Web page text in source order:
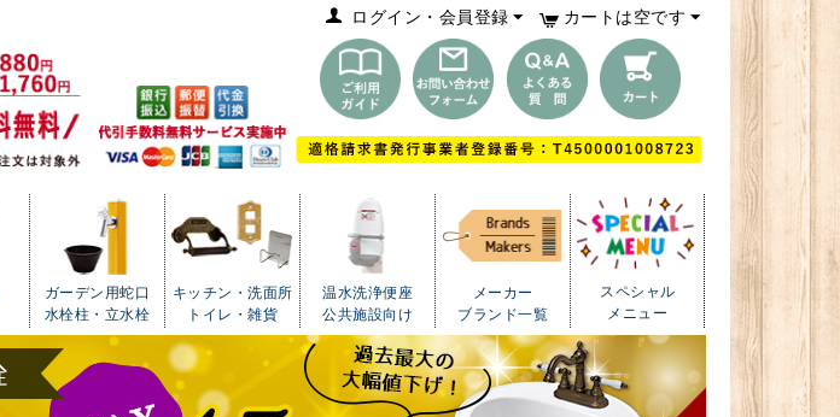
カートは空です
ログイン・会員登録
ガーデン用蛇口
水栓柱・立水栓
キッチン・洗面所
トイレ・雑貨
温水洗浄便座
公共施設向け
メーカー
ブランド一覧
スペシャル
メニュー